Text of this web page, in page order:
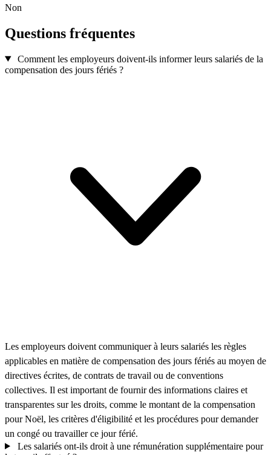
Non
Questions fréquentes
Comment les employeurs doivent-ils informer leurs salariés de la
compensation des jours fériés ?
Les employeurs doivent communiquer à leurs salariés les règles
applicables en matière de compensation des jours fériés au moyen de
directives écrites, de contrats de travail ou de conventions
collectives. Il est important de fournir des informations claires et
transparentes sur les droits, comme le montant de la compensation
pour Noël, les critères d'éligibilité et les procédures pour demander
un congé ou travailler ce jour férié.
Les salariés ont-ils droit à une rémunération supplémentaire pour